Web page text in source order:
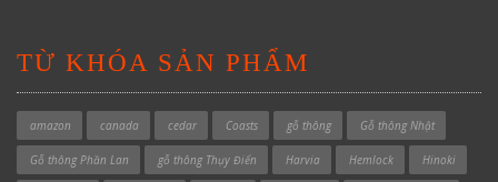
TỪ KHÓA SẢN PHẨM
amazon canada cedar Coasts gỗ thông Gỗ thông Nhật
Gỗ thông Phần Lan gỗ thông Thụy Điển Harvia Hemlock Hinoki